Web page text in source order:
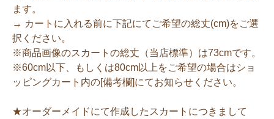
ます。
→ カートに入れる前に下記にてご希望の総丈(cm)をご選
択ください。
※商品画像のスカートの総丈（当店標準）は73cmです。
※60cm以下、もしくは80cm以上をご希望の場合はショ
ッピングカート内の[備考欄]にてお知らせください。
★オーダーメイドにて作成したスカートにつきまして